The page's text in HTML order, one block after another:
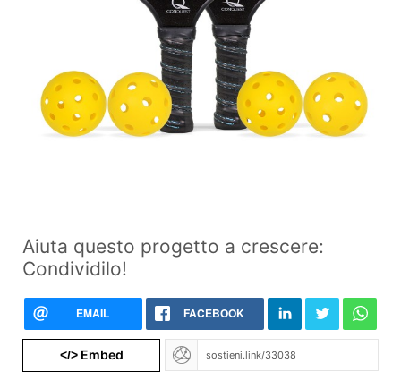
Aiuta questo progetto a crescere:
Condividilo!
EMAIL FACEBOOK
</>Embed